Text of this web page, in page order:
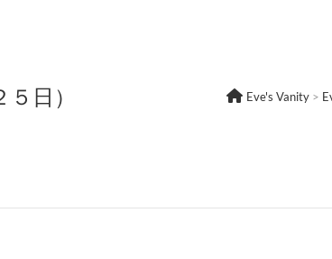
日） Eve's Vanity >